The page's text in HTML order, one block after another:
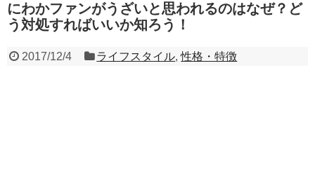
にわかファンがうざいと思われるのはなぜ？ど
う対処すればいいか知ろう！
2017/12/4 ライフスタイル,性格・特徴
ヘルスケア
食事・食べ物